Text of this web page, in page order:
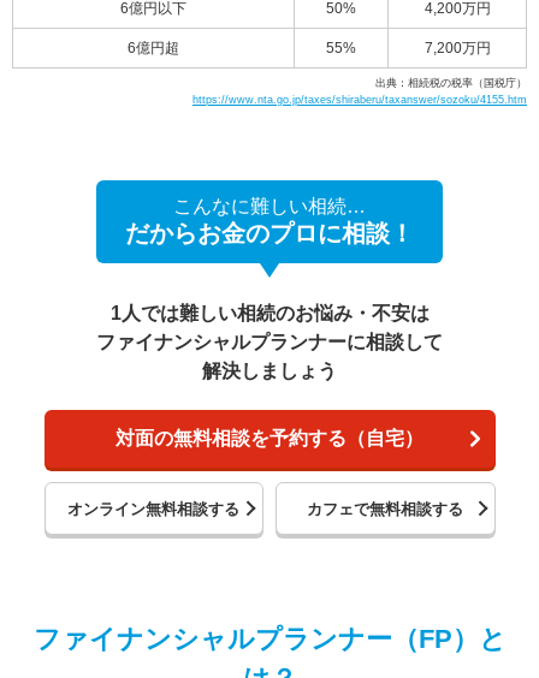
6億円以下 50% 4,200万円
6億円超 55% 7,200万円
出典：相続税の税率（国税庁）
https://www.nta.go.jp/taxes/shiraberu/taxanswer/sozoku/4155.htm
こんなに難しい相続…
だからお金のプロに相談！
1人では難しい相続のお悩み・不安は
ファイナンシャルプランナーに相談して
解決しましょう
対面の無料相談を予約する（自宅）
オンライン無料相談する カフェで無料相談する
ファイナンシャルプランナー（FP）と